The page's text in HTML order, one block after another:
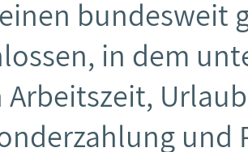
einen
in dem
Arbeitszeit,